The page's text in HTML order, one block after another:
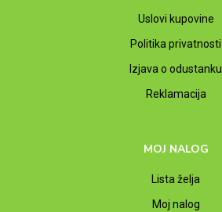
Uslovi kupovine
Politika privatnosti
Izjava o odustanku
Reklamacija
MOJ NALOG
Lista želja
Moj nalog